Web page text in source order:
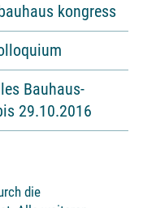
kongress
Bauhaus-
29.10.2016
die